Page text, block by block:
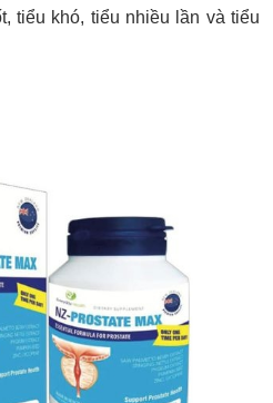
tiểu khó, tiểu nhiều lần và tiểu